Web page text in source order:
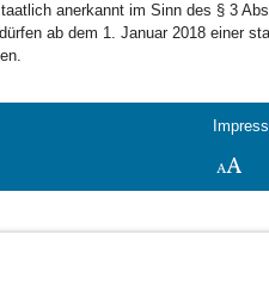
anerkannt im Sinn des § 3
ab dem 1. Januar 2018 einer